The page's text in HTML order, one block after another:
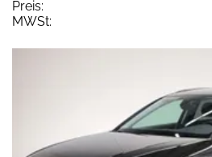
Preis:
MWSt: